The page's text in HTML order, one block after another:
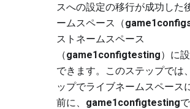
スへの設定の移行が成功した
ームスペース（
ストネームスペース
（game1configtesting）に
できます。このステップでは
ップでライブネームスペース
前に、 game1configtesting